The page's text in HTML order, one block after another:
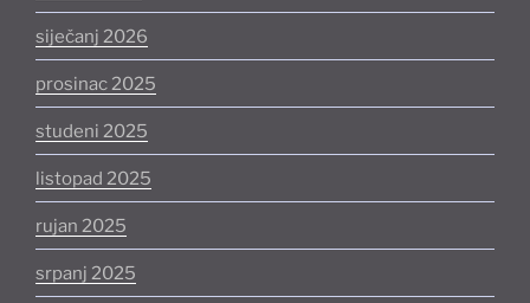
siječanj 2026
prosinac 2025
studeni 2025
listopad 2025
rujan 2025
srpanj 2025